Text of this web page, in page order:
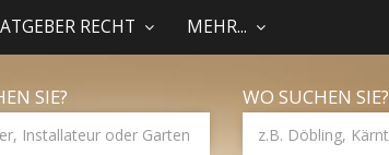
RECHT MEHR...
SIE? WO SUCHEN SIE?